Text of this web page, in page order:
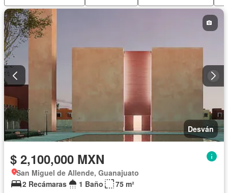
Desván
$ 2,100,000 MXN
San Miguel de Allende, Guanajuato
2 Recámaras
1 Baño 75 m²